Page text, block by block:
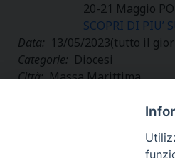
20-21 Maggio
SCOPRI DI PIU’
Data: 13/05/2023(tutto il
Categorie: Diocesi
Città: Massa Marittima